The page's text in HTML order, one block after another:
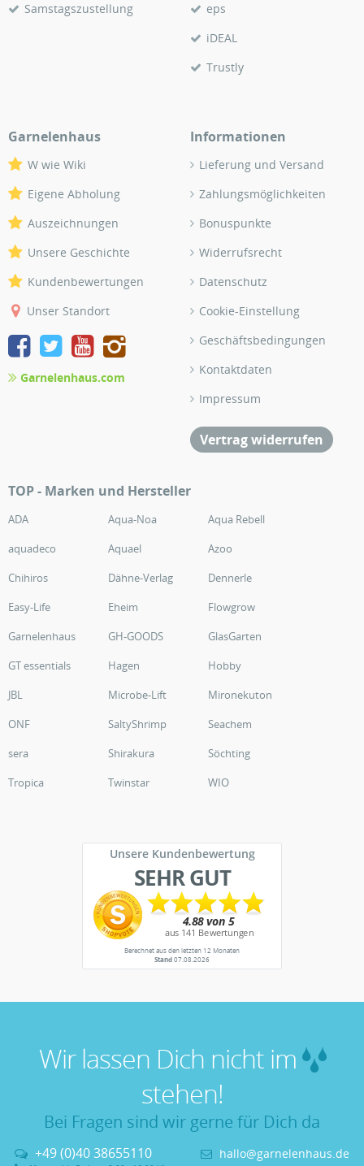
Samstagszustellung
eps
iDEAL
Trustly
Garnelenhaus
W wie Wiki
Eigene Abholung
Auszeichnungen
Unsere Geschichte
Kundenbewertungen
Unser Standort
Garnelenhaus.com
Informationen
Lieferung und Versand
Zahlungsmöglichkeiten
Bonuspunkte
Widerrufsrecht
Datenschutz
Cookie-Einstellung
Geschäftsbedingungen
Kontaktdaten
Impressum
Vertrag widerrufen
TOP - Marken und Hersteller
ADA Aqua-Noa
Aqua Rebell
aquadeco
Aquael
Azoo
Chihiros
Dähne-Verlag
Dennerle
Easy-Life
Eheim
Flowgrow
Garnelenhaus
GH-GOODS
GlasGarten
GT essentials
Hagen
Hobby
JBL
Microbe-Lift
Mironekuton
ONF
SaltyShrimp
Seachem
sera
Shirakura
Söchting
Tropica
Twinstar WIO
Unsere Kundenbewertung
SEHR GUT
Berechnet aus den letzten 12 Monaten
Stand07.08.2026
Wir lassen Dich nicht im
stehen!
Bei Fragen sind wir gerne für Dich da
+49 (0)40 38655110 hallo@garnelenhaus.de